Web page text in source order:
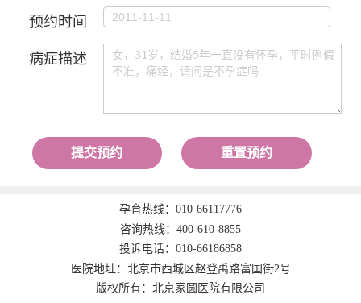
预约时间
病症描述
提交预约 重置预约
孕育热线： 010-66117776
咨询热线： 400-610-8855
投诉电话： 010-66186858
医院地址：北京市西城区赵登禹路富国街2号
版权所有：北京家圆医院有限公司